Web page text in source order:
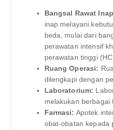
Bangsal Rawat
inap melayani
beda, mulai dari
perawatan intensif
perawatan tinggi
Ruang Operasi:
dilengkapi dengan
Laboratorium:
melakukan berbagai
Farmasi: Apotek
obat-obatan kepada